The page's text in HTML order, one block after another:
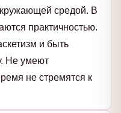
средой. В
практичностью.
и быть
Не умеют
не стремятся к